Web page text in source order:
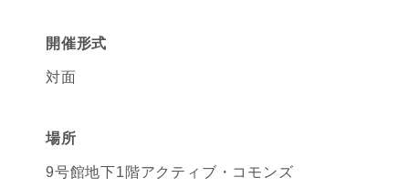
開催形式
対面
場所
9号館地下1階アクティブ・コモンズ